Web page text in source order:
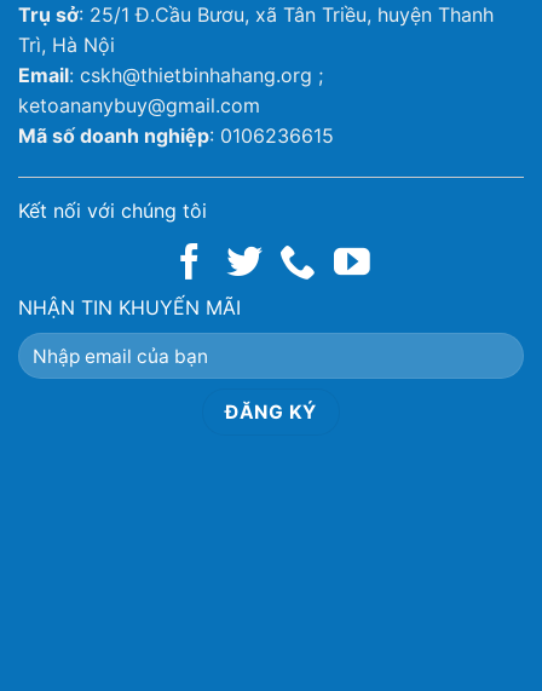
Trụ sở: 25/1 Đ.Cầu Bươu, xã Tân Triều, huyện Thanh
Trì, Hà Nội
Email: cskh@thietbinhahang.org ;
ketoananybuy@gmail.com
Mã số doanh nghiệp: 0106236615
Kết nối với chúng tôi
NHẬN TIN KHUYẾN MÃI